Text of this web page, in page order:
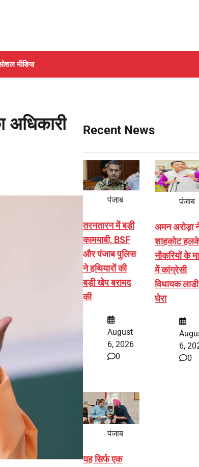
मीडिया
Recent News
पंजाब
तरनतारन में बड़ी
कामयाबी, BSF
और पंजाब पुलिस
ने हथियारों की
बड़ी खेप बरामद
की
August
6, 2026
0
पंजाब
अमन अरोड़ा
शाहकोट
नौकरियों के
में कांग्रेसी
विधायक
घेरा
6,
0
पंजाब
यह सिर्फ एक